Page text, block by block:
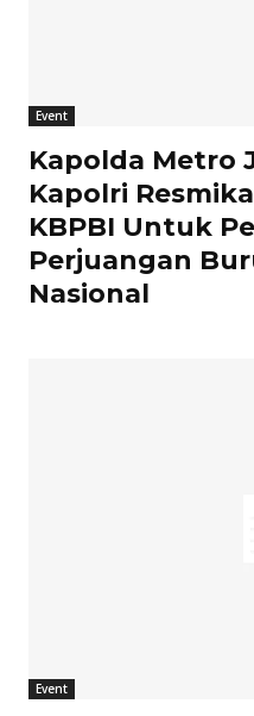
Event
Kapolda Metro
Kapolri
KBPBI Untuk
Perjuangan
Nasional
Event